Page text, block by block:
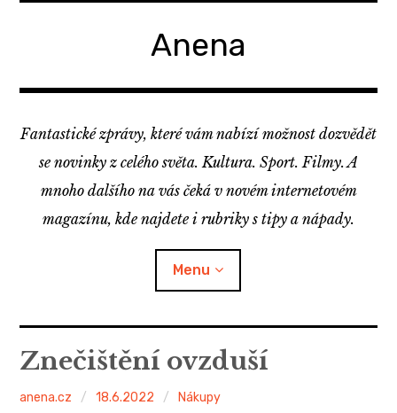
Anena
Fantastické zprávy, které vám nabízí možnost dozvědět
se novinky z celého světa. Kultura. Sport. Filmy. A
mnoho dalšího na vás čeká v novém internetovém
magazínu, kde najdete i rubriky s tipy a nápady.
Menu
Znečištění ovzduší
anena.cz 18.6.2022 Nákupy